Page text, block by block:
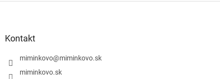
Kontakt
miminkovo@miminkovo.sk
miminkovo.sk